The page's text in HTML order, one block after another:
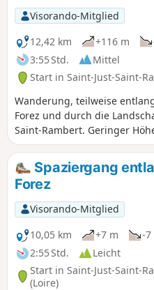
Visorando-Mitglied
12,42 km
+116 m
3:55 Std.
Mittel
Start in Saint-Just-Saint-
Wanderung, teilweise
Forez und durch die
Saint-Rambert. Geringer
Zu Beginn der Route
Vogelbeobachtungspunkt am
Weiler Razoux, Les Côtes,
Cessieux. Aussichtspunkte
Forez. Edit: Um der
zu tragen: 25 % asphaltierte
(April 2025) ist der Étang
Bekämpfung invasiver
ausgetrocknet.
Spaziergang
Forez
Visorando-Mitglied
10,05 km
+7 m
-7
2:55 Std.
Leicht
Start in Saint-Just-Saint-
(Loire)